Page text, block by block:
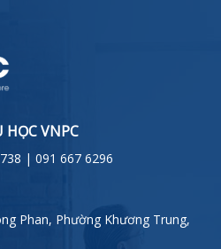
HỌC VNPC
| 091 667 6296
Phan, Phường Khương Trung,